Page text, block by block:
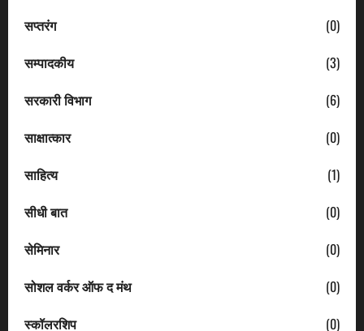
सप्तरंग
(0)
सम्पादकीय
(3)
सरकारी विभाग
(6)
साक्षात्कार
(0)
साहित्य
(1)
सीधी बात
(0)
सेमिनार
(0)
सोशल वर्कर ऑफ द मंथ
(0)
स्कॉलरशिप
(0)